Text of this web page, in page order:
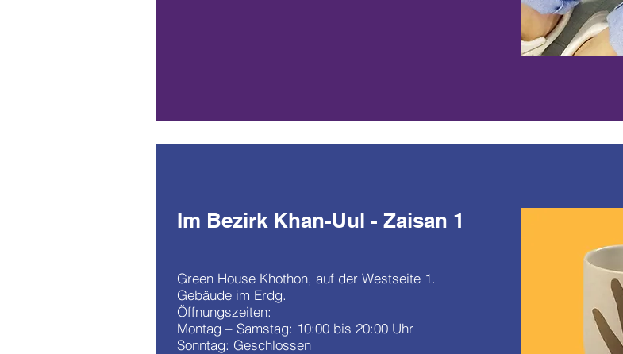
Im Bezirk Khan-Uul - Zaisan 1
Green House Khothon, auf der Westseite 1.
Gebäude im Erdg.
Öffnungszeiten:
Montag – Samstag: 10:00 bis 20:00 Uhr
Sonntag: Geschlossen